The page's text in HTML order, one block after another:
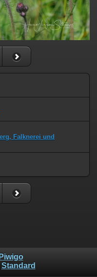
Falknerei und
Piwigo
Standard